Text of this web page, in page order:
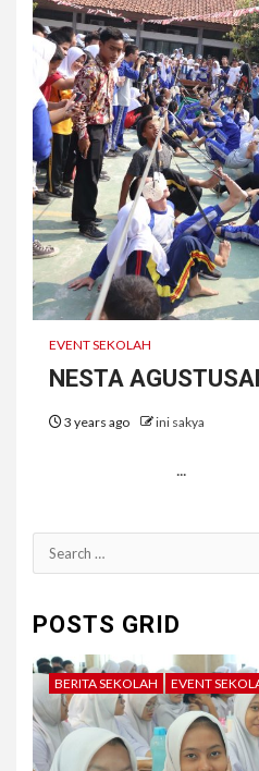
EVENT SEKOLAH
NESTA
3 years ago ini sakya
...
Search
for:
POSTS GRID
BERITA SEKOLAH EVENT